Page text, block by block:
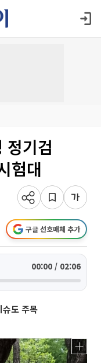
정기검
험대
구글 선호매체 추가
00:00 / 02:06
도 주목